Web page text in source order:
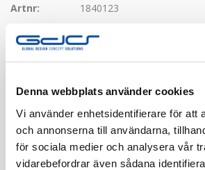
Denna webbplats använder cookies
Vi använder enhetsidentifierare för att
och annonserna till användarna,
för sociala medier och analysera vår
vidarebefordrar även sådana
Artnr:
1840123
Tillv. Artnr:
EKO30491
Registrera dig